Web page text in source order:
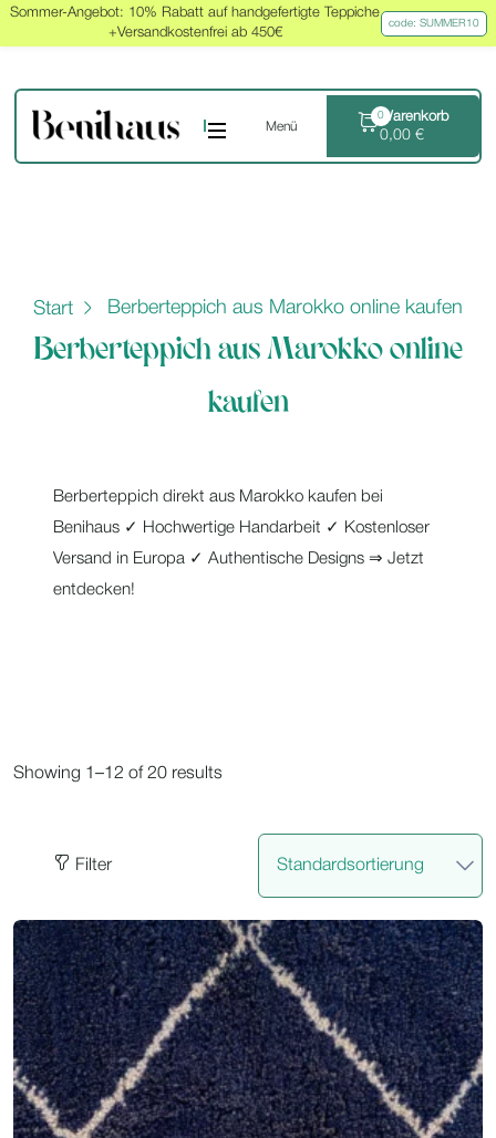
Sommer-Angebot: 10% Rabatt auf handgefertigte Teppiche
+Versandkostenfrei ab 450€
code: SUMMER10
Menü
0Warenkorb
0,00€
Start Berberteppich aus Marokko online kaufen
Berberteppich aus Marokko online
kaufen
Berberteppich direkt aus Marokko kaufen bei
Benihaus ✓ Hochwertige Handarbeit ✓ Kostenloser
Versand in Europa ✓ Authentische Designs ⇒ Jetzt
entdecken!
Showing 1–12 of 20 results
Filter